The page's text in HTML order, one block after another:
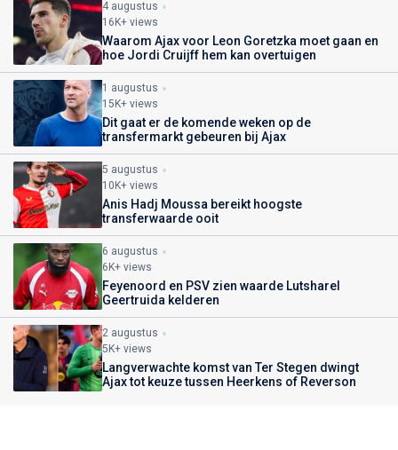
4 augustus
16K+ views
Waarom Ajax voor Leon Goretzka moet gaan en
hoe Jordi Cruijff hem kan overtuigen
1 augustus
15K+ views
Dit gaat er de komende weken op de
transfermarkt gebeuren bij Ajax
5 augustus
10K+ views
Anis Hadj Moussa bereikt hoogste
transferwaarde ooit
6 augustus
6K+ views
Feyenoord en PSV zien waarde Lutsharel
Geertruida kelderen
2 augustus
5K+ views
Langverwachte komst van Ter Stegen dwingt
Ajax tot keuze tussen Heerkens of Reverson